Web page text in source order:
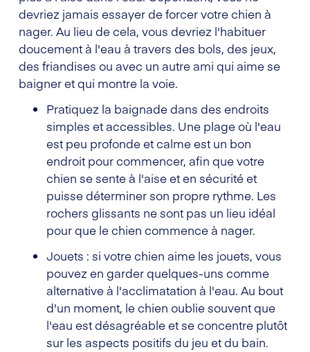
devriez jamais essayer de forcer votre chien à
nager. Au lieu de cela, vous devriez l'habituer
doucement à l'eau à travers des bols, des jeux,
des friandises ou avec un autre ami qui aime se
baigner et qui montre la voie.
Pratiquez la baignade dans des endroits
simples et accessibles. Une plage où l'eau
est peu profonde et calme est un bon
endroit pour commencer, afin que votre
chien se sente à l'aise et en sécurité et
puisse déterminer son propre rythme. Les
rochers glissants ne sont pas un lieu idéal
pour que le chien commence à nager.
Jouets : si votre chien aime les jouets, vous
pouvez en garder quelques-uns comme
alternative à l'acclimatation à l'eau. Au bout
d'un moment, le chien oublie souvent que
l'eau est désagréable et se concentre plutôt
sur les aspects positifs du jeu et du bain.